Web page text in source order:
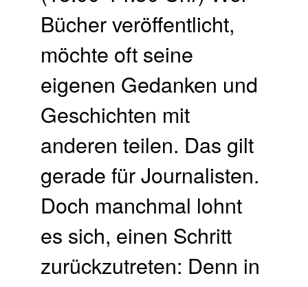
Bücher veröffentlicht,
möchte oft seine
eigenen Gedanken und
Geschichten mit
anderen teilen. Das gilt
gerade für Journalisten.
Doch manchmal lohnt
es sich, einen Schritt
zurückzutreten: Denn in